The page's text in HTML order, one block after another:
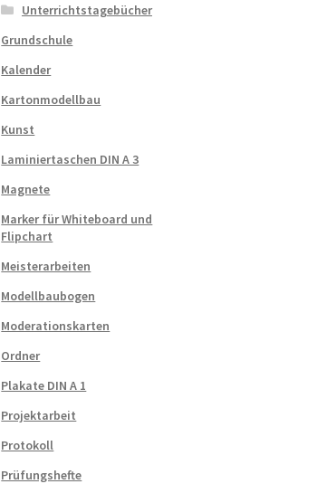
Unterrichtstagebücher
Grundschule
Kalender
Kartonmodellbau
Kunst
Laminiertaschen DIN A 3
Magnete
Marker für Whiteboard und
Flipchart
Meisterarbeiten
Modellbaubogen
Moderationskarten
Ordner
Plakate DIN A 1
Projektarbeit
Protokoll
Prüfungshefte